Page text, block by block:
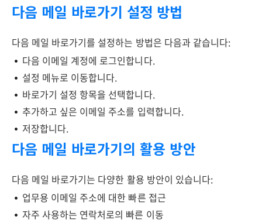
다음 메일 바로가기 설정 방법
다음 메일 바로가기를 설정하는 방법은 다음과 같습니다:
다음 이메일 계정에 로그인합니다.
설정 메뉴로 이동합니다.
바로가기 설정 항목을 선택합니다.
추가하고 싶은 이메일 주소를 입력합니다.
저장합니다.
다음 메일 바로가기의 활용 방안
다음 메일 바로가기는 다양한 활용 방안이 있습니다:
업무용 이메일 주소에 대한 빠른 접근
자주 사용하는 연락처로의 빠른 이동